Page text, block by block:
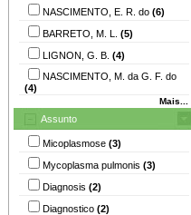
NASCIMENTO, E. R. do (6)
BARRETO, M. L. (5)
LIGNON, G. B. (4)
NASCIMENTO, M. da G. F. do
(4)
Mais...
Assunto
Micoplasmose (3)
Mycoplasma pulmonis (3)
Diagnosis (2)
Diagnostico (2)